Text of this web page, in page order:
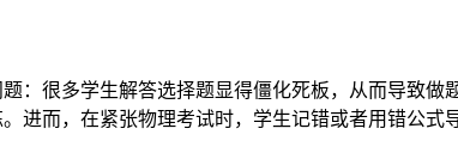
：很多学生解答选择题显得僵化死板，从而导致
进而，在紧张物理考试时，学生记错或者用错公式